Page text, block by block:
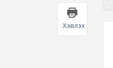
Хэвлэх